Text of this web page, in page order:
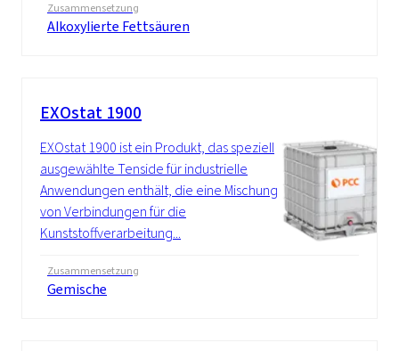
Zusammensetzung
Alkoxylierte Fettsäuren
EXOstat 1900
EXOstat 1900 ist ein Produkt, das speziell
ausgewählte Tenside für industrielle
Anwendungen enthält, die eine Mischung
von Verbindungen für die
Kunststoffverarbeitung...
Zusammensetzung
Gemische